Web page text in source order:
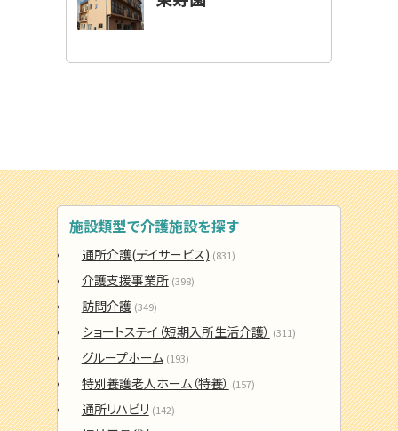
施設類型で介護施設を探す
通所介護(デイサービス) (831)
介護支援事業所 (398)
訪問介護 (349)
ショートステイ（短期入所生活介護） (311)
グループホーム (193)
特別養護老人ホーム（特養） (157)
通所リハビリ (142)